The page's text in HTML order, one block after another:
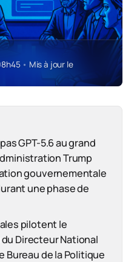
• Mis à jour le
GPT-5.6 au grand
Trump
gouvernementale
une phase de
pilotent le
Directeur National
Bureau de la Politique